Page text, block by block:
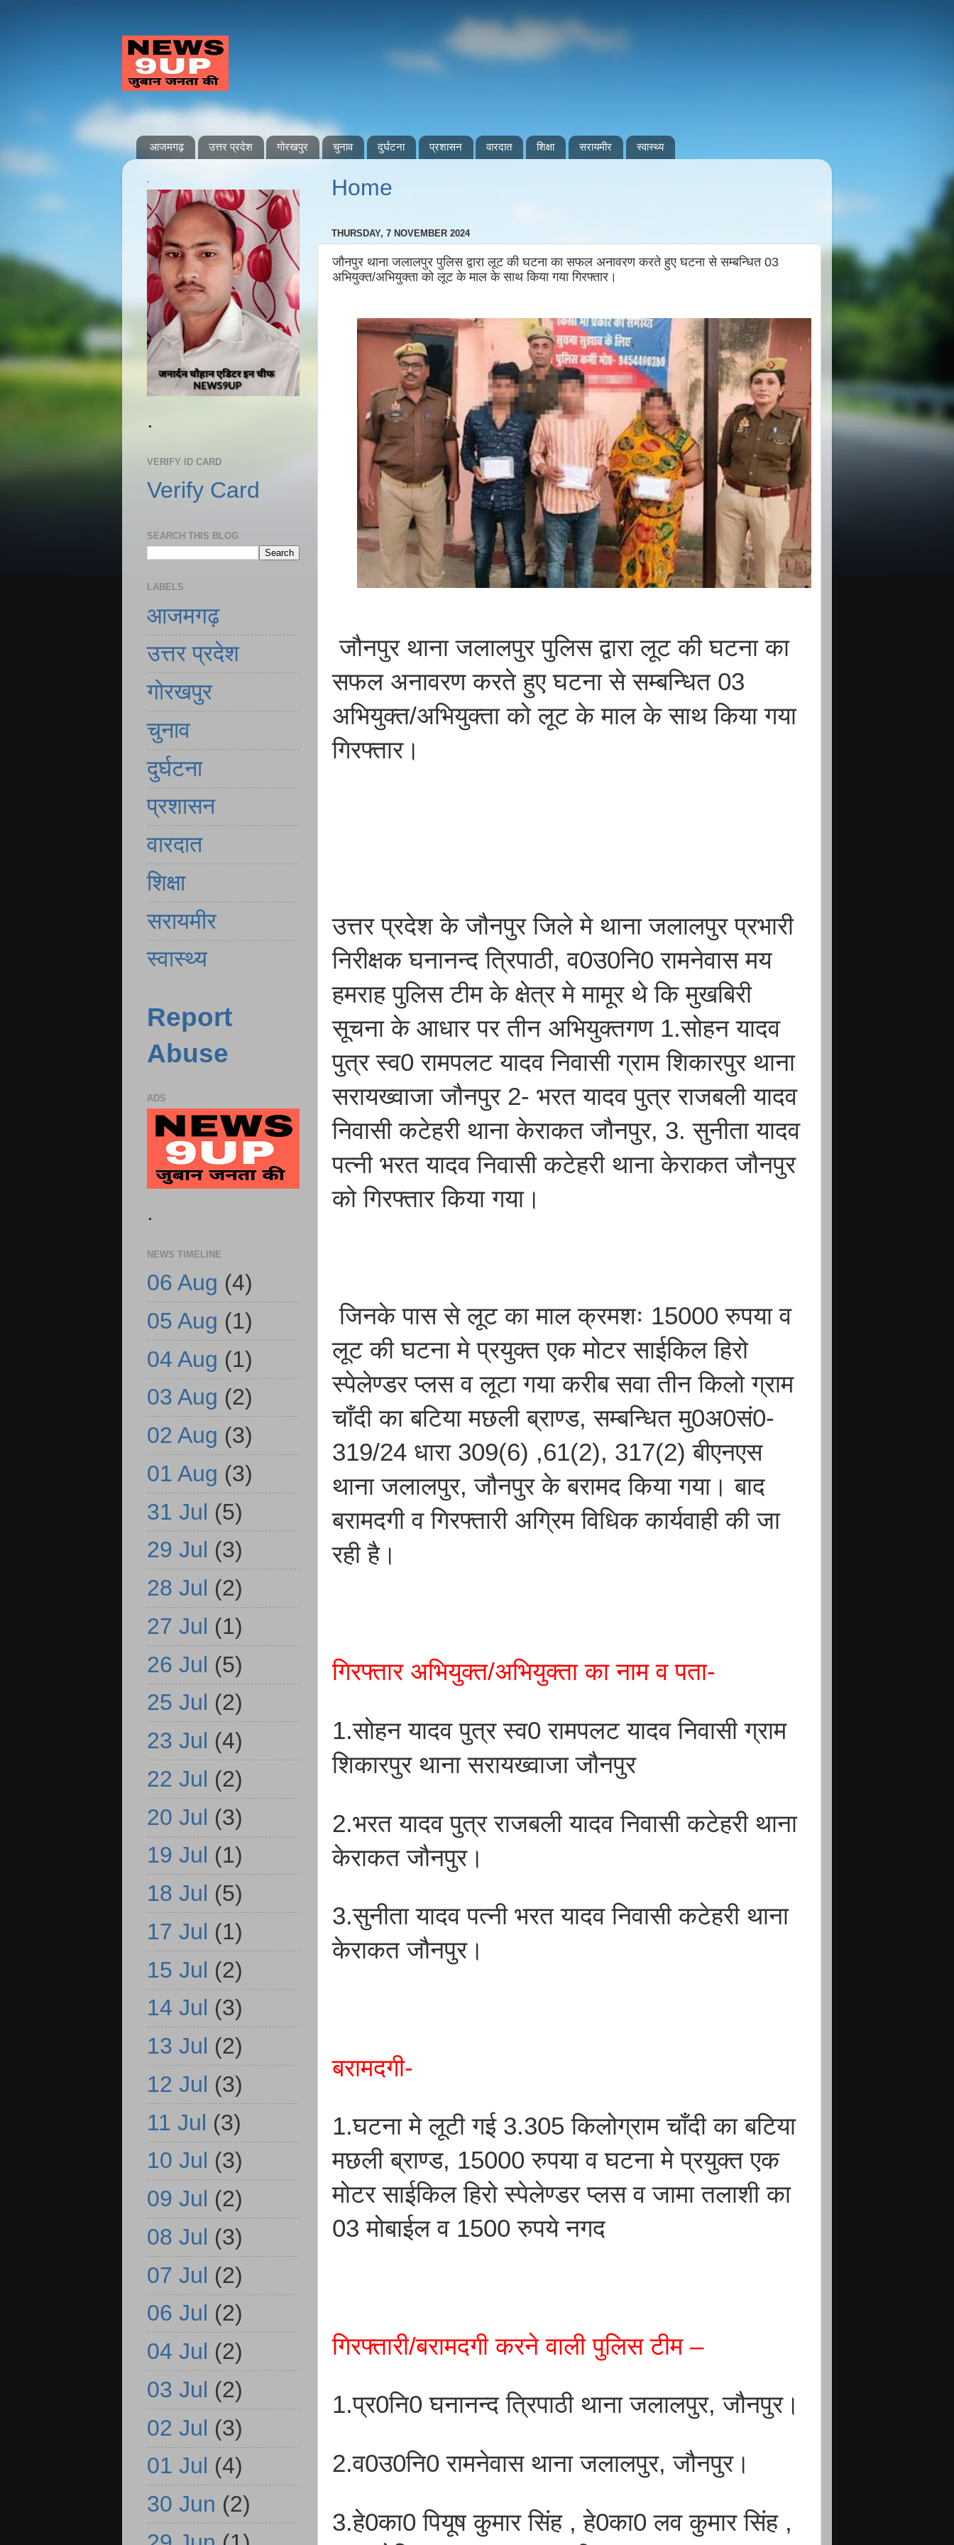
आजमगढ़ उत्तर प्रदेश गोरखपुर चुनाव दुर्घटना प्रशासन वारदात शिक्षा सरायमीर स्वास्थ्य
Home
THURSDAY, 7 NOVEMBER 2024
जौनपुर थाना जलालपुर पुलिस द्वारा लूट की घटना का सफल अनावरण करते हुए घटना से सम्बन्धित 03
अभियुक्त/अभियुक्ता को लूट के माल के साथ किया गया गिरफ्तार।
जौनपुर थाना जलालपुर पुलिस द्वारा लूट की घटना का
सफल अनावरण करते हुए घटना से सम्बन्धित 03
अभियुक्त/अभियुक्ता को लूट के माल के साथ किया गया
गिरफ्तार।
उत्तर प्रदेश के जौनपुर जिले मे थाना जलालपुर प्रभारी
निरीक्षक घनानन्द त्रिपाठी, व0उ0नि0 रामनेवास मय
हमराह पुलिस टीम के क्षेत्र मे मामूर थे कि मुखबिरी
सूचना के आधार पर तीन अभियुक्तगण 1.सोहन यादव
पुत्र स्व0 रामपलट यादव निवासी ग्राम शिकारपुर थाना
सरायख्वाजा जौनपुर 2- भरत यादव पुत्र राजबली यादव
निवासी कटेहरी थाना केराकत जौनपुर, 3. सुनीता यादव
पत्नी भरत यादव निवासी कटेहरी थाना केराकत जौनपुर
को गिरफ्तार किया गया।
जिनके पास से लूट का माल क्रमशः 15000 रुपया व
लूट की घटना मे प्रयुक्त एक मोटर साईकिल हिरो
स्पेलेण्डर प्लस व लूटा गया करीब सवा तीन किलो ग्राम
चाँदी का बटिया मछली ब्राण्ड, सम्बन्धित मु0अ0सं0-
319/24 धारा 309(6) ,61(2), 317(2) बीएनएस
थाना जलालपुर, जौनपुर के बरामद किया गया। बाद
बरामदगी व गिरफ्तारी अग्रिम विधिक कार्यवाही की जा
रही है।
गिरफ्तार अभियुक्त/अभियुक्ता का नाम व पता-
1.सोहन यादव पुत्र स्व0 रामपलट यादव निवासी ग्राम
शिकारपुर थाना सरायख्वाजा जौनपुर
2.भरत यादव पुत्र राजबली यादव निवासी कटेहरी थाना
केराकत जौनपुर।
3.सुनीता यादव पत्नी भरत यादव निवासी कटेहरी थाना
केराकत जौनपुर।
बरामदगी-
1.घटना मे लूटी गई 3.305 किलोग्राम चाँदी का बटिया
मछली ब्राण्ड, 15000 रुपया व घटना मे प्रयुक्त एक
मोटर साईकिल हिरो स्पेलेण्डर प्लस व जामा तलाशी का
03 मोबाईल व 1500 रुपये नगद
गिरफ्तारी/बरामदगी करने वाली पुलिस टीम –
1.प्र0नि0 घनानन्द त्रिपाठी थाना जलालपुर, जौनपुर।
2.व0उ0नि0 रामनेवास थाना जलालपुर, जौनपुर।
3.हे0का0 पियूष कुमार सिंह , हे0का0 लव कुमार सिंह ,
.
.
VERIFY ID CARD
Verify Card
SEARCH THIS BLOG
LABELS
आजमगढ़
उत्तर प्रदेश
गोरखपुर
चुनाव
दुर्घटना
प्रशासन
वारदात
शिक्षा
सरायमीर
स्वास्थ्य
Report
Abuse
ADS
.
NEWS TIMELINE
06 Aug (4)
05 Aug (1)
04 Aug (1)
03 Aug (2)
02 Aug (3)
01 Aug (3)
31 Jul (5)
29 Jul (3)
28 Jul (2)
27 Jul (1)
26 Jul (5)
25 Jul (2)
23 Jul (4)
22 Jul (2)
20 Jul (3)
19 Jul (1)
18 Jul (5)
17 Jul (1)
15 Jul (2)
14 Jul (3)
13 Jul (2)
12 Jul (3)
11 Jul (3)
10 Jul (3)
09 Jul (2)
08 Jul (3)
07 Jul (2)
06 Jul (2)
04 Jul (2)
03 Jul (2)
02 Jul (3)
01 Jul (4)
30 Jun (2)